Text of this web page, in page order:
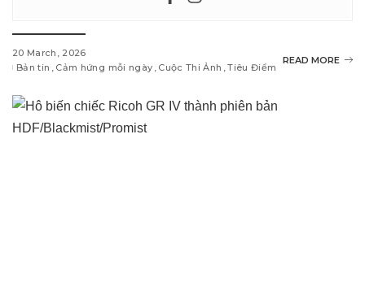
20 March, 2026
Bản tin
Cảm hứng mỗi ngày Cuộc Thi Ảnh Tiêu Điểm
READ MORE